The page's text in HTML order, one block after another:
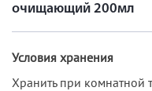
очищающий 200мл
Условия хранения
Хранить при комнатной